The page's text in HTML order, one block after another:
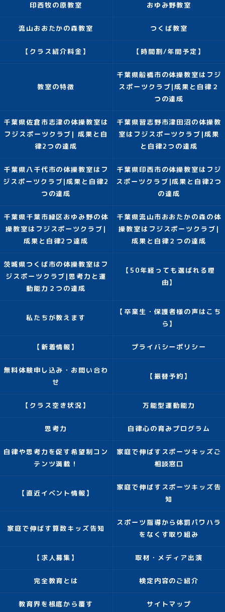
印西牧の原教室 おゆみ野教室
流山おおたかの森教室 つくば教室
【クラス紹介料金】 【時間割/年間予定】
教室の特徴
千葉県船橋市の体操教室はフジ
スポーツクラブ|成果と自律２
つの達成
千葉県佐倉市志津の体操教室は
フジスポーツクラブ| 成果と自
律2つの達成
千葉県習志野市津田沼の体操教
室はフジスポーツクラブ|成果
と自律2つの達成
千葉県八千代市の体操教室はフ
ジスポーツクラブ|成果と自律2
つの達成
千葉県印西市の体操教室はフジ
スポーツクラブ|成果と自律2つ
の達成
千葉県千葉市緑区おゆみ野の体
操教室はフジスポーツクラブ|
成果と自律2つ達成
千葉県流山市おおたかの森の体
操教室はフジスポーツクラブ|
成果と自律２つの達成
茨城県つくば市の体操教室はフ
ジスポーツクラブ|思考力と運
動能力２つの達成
【50年経っても選ばれる理
由】
私たちが教えます
【卒業生・保護者様の声はこち
ら】
【新着情報】 プライバシーポリシー
無料体験申し込み・お問い合わ
せ
【振替予約】
【クラス空き状況】 万能型運動能力
思考力 自律心の育みプログラム
自律や思考力を促す希望制コン
テンツ満載！
家庭で伸ばすスポーツキッズご
相談窓口
【直近イベント情報】
家庭で伸ばすスポーツキッズ告
知
家庭で伸ばす算数キッズ告知
スポーツ指導から体罰パワハラ
をなくす取り組み
【求人募集】 取材・メディア出演
完全教育とは 検定内容のご紹介
教育界を根底から覆す サイトマップ